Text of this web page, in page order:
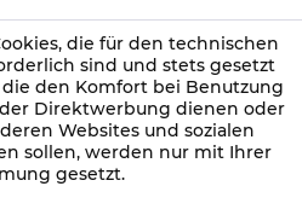
die für den technischen
sind und stets gesetzt
den Komfort bei Benutzung
Direktwerbung dienen oder
Websites und sozialen
sollen, werden nur mit Ihrer
gesetzt.